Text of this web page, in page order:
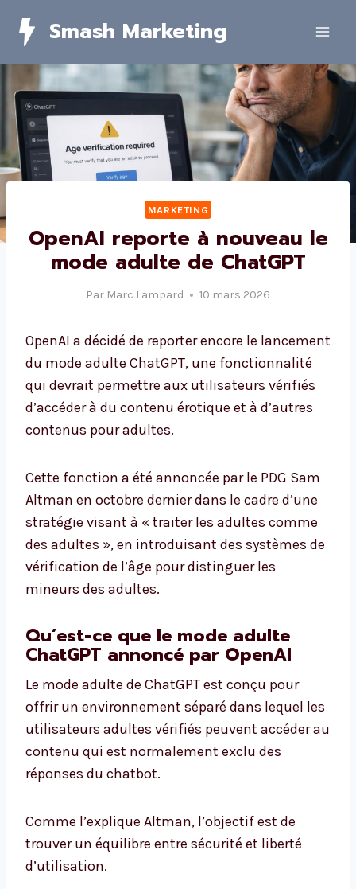
Smash Marketing
MARKETING
OpenAI reporte à nouveau le
mode adulte de ChatGPT
Par Marc Lampard 10 mars 2026
OpenAI a décidé de reporter encore le lancement
du mode adulte ChatGPT, une fonctionnalité
qui devrait permettre aux utilisateurs vérifiés
d’accéder à du contenu érotique et à d’autres
contenus pour adultes.
Cette fonction a été annoncée par le PDG Sam
Altman en octobre dernier dans le cadre d’une
stratégie visant à « traiter les adultes comme
des adultes », en introduisant des systèmes de
vérification de l’âge pour distinguer les
mineurs des adultes.
Qu’est-ce que le mode adulte
ChatGPT annoncé par OpenAI
Le mode adulte de ChatGPT est conçu pour
offrir un environnement séparé dans lequel les
utilisateurs adultes vérifiés peuvent accéder au
contenu qui est normalement exclu des
réponses du chatbot.
Comme l’explique Altman, l’objectif est de
trouver un équilibre entre sécurité et liberté
d’utilisation.